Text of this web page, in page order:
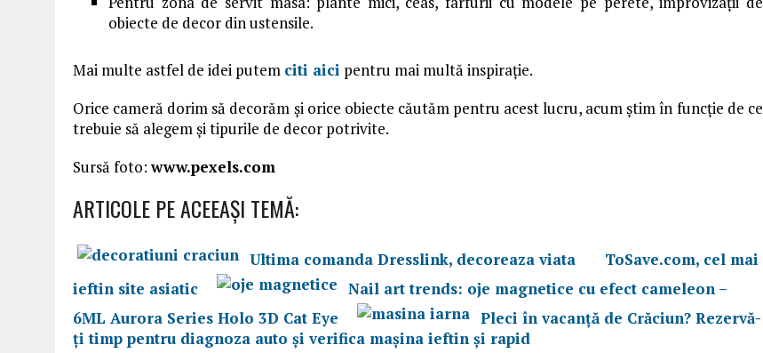
obiecte de decor din ustensile.
Mai multe astfel de idei putem citi aici pentru mai multă inspirație.
Orice cameră dorim să decorăm și orice obiecte căutăm pentru acest lucru, acum știm în funcție de ce
trebuie să alegem și tipurile de decor potrivite.
Sursă foto:www.pexels.com
ARTICOLE PE ACEEAŞI TEMĂ:
Ultima comanda Dresslink, decoreaza viata
ToSave.com, cel mai
ieftin site asiatic
Nail art trends: oje magnetice cu efect cameleon –
6ML Aurora Series Holo 3D Cat Eye
Pleci în vacanță de Crăciun? Rezervă-
ţi timp pentru diagnoza auto și verifica mașina ieftin și rapid